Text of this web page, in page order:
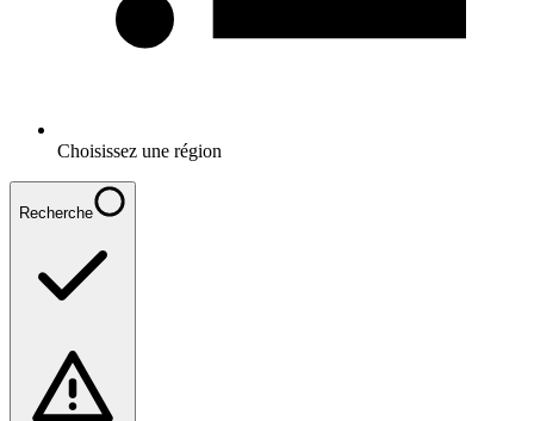
Choisissez une région
Recherche